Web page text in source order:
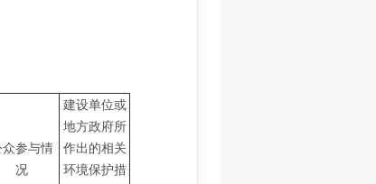
众参与情
况
建设单位或
地方政府所
作出的相关
环境保护措